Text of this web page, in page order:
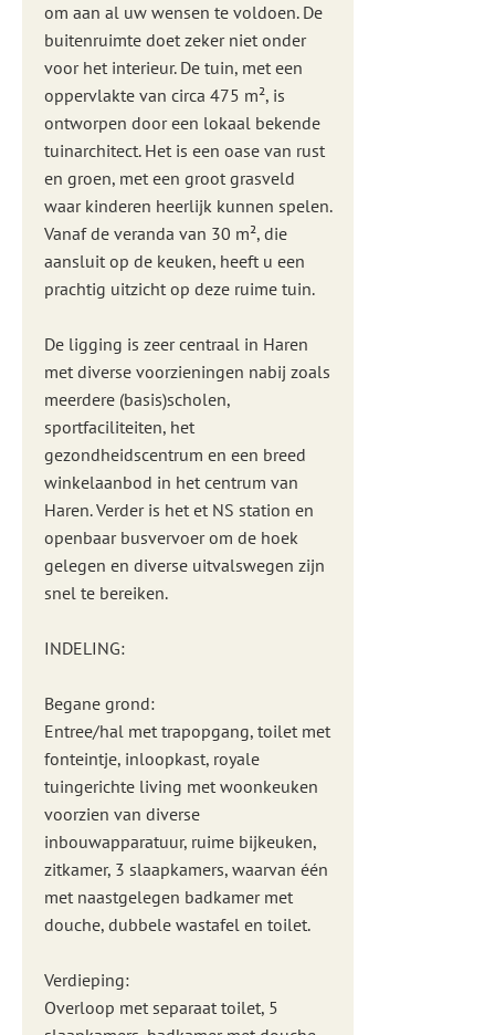
om aan al uw wensen te voldoen. De
buitenruimte doet zeker niet onder
voor het interieur. De tuin, met een
oppervlakte van circa 475 m², is
ontworpen door een lokaal bekende
tuinarchitect. Het is een oase van rust
en groen, met een groot grasveld
waar kinderen heerlijk kunnen spelen.
Vanaf de veranda van 30 m², die
aansluit op de keuken, heeft u een
prachtig uitzicht op deze ruime tuin.
De ligging is zeer centraal in Haren
met diverse voorzieningen nabij zoals
meerdere (basis)scholen,
sportfaciliteiten, het
gezondheidscentrum en een breed
winkelaanbod in het centrum van
Haren. Verder is het et NS station en
openbaar busvervoer om de hoek
gelegen en diverse uitvalswegen zijn
snel te bereiken.
INDELING:
Begane grond:
Entree/hal met trapopgang, toilet met
fonteintje, inloopkast, royale
tuingerichte living met woonkeuken
voorzien van diverse
inbouwapparatuur, ruime bijkeuken,
zitkamer, 3 slaapkamers, waarvan één
met naastgelegen badkamer met
douche, dubbele wastafel en toilet.
Verdieping:
Overloop met separaat toilet, 5